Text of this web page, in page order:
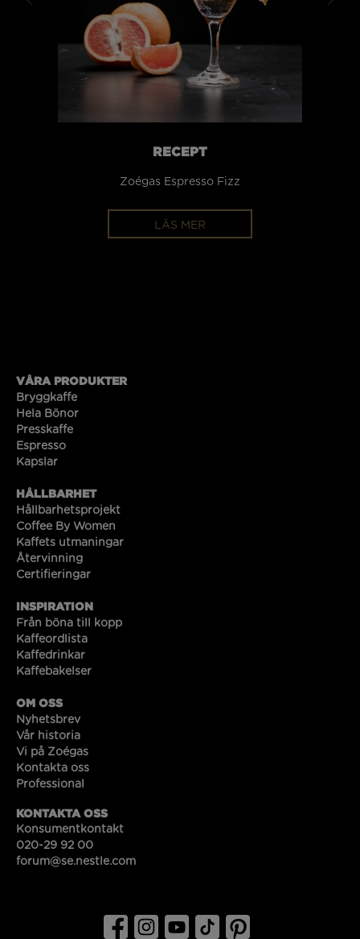
RECEPT
Zoégas Espresso Fizz
LÄS MER
VÅRA PRODUKTER
Bryggkaffe
Hela Bönor
Presskaffe
Espresso
Kapslar
HÅLLBARHET
Hållbarhetsprojekt
Coffee By Women
Kaffets utmaningar
Återvinning
Certifieringar
INSPIRATION
Från böna till kopp
Kaffeordlista
Kaffedrinkar
Kaffebakelser
OM OSS
Nyhetsbrev
Vår historia
Vi på Zoégas
Kontakta oss
Professional
KONTAKTA OSS
Konsumentkontakt
020-29 92 00
forum@se.nestle.com